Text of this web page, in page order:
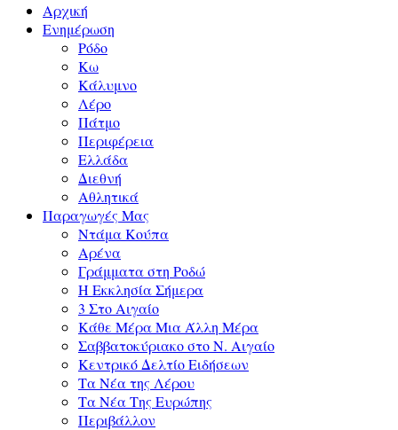
Αρχική
Ενημέρωση
Ρόδο
Κω
Κάλυμνο
Λέρο
Πάτμο
Περιφέρεια
Ελλάδα
Διεθνή
Αθλητικά
Παραγωγές Μας
Ντάμα Κούπα
Αρένα
Γράμματα στη Ροδώ
Η Εκκλησία Σήμερα
3 Στο Αιγαίο
Κάθε Μέρα Μια Άλλη Μέρα
Σαββατοκύριακο στο Ν. Αιγαίο
Κεντρικό Δελτίο Ειδήσεων
Τα Νέα της Λέρου
Τα Νέα Της Ευρώπης
Περιβάλλον